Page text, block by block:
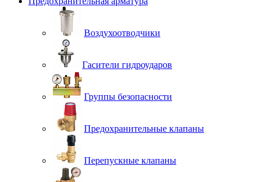
Воздухоотводчики
Гасители гидроударов
Группы безопасности
Предохранительные клапаны
Перепускные клапаны